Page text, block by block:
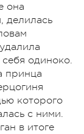
она
делилась
одиноко.
принца
которого
с ними.
в итоге